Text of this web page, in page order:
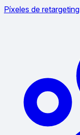
Píxeles de retargeting